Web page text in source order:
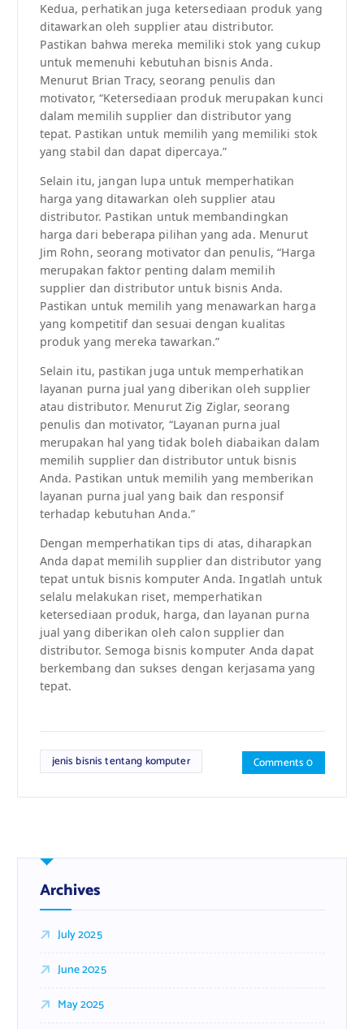
Kedua, perhatikan juga ketersediaan produk yang
ditawarkan oleh supplier atau distributor.
Pastikan bahwa mereka memiliki stok yang cukup
untuk memenuhi kebutuhan bisnis Anda.
Menurut Brian Tracy, seorang penulis dan
motivator, “Ketersediaan produk merupakan kunci
dalam memilih supplier dan distributor yang
tepat. Pastikan untuk memilih yang memiliki stok
yang stabil dan dapat dipercaya.”
Selain itu, jangan lupa untuk memperhatikan
harga yang ditawarkan oleh supplier atau
distributor. Pastikan untuk membandingkan
harga dari beberapa pilihan yang ada. Menurut
Jim Rohn, seorang motivator dan penulis, “Harga
merupakan faktor penting dalam memilih
supplier dan distributor untuk bisnis Anda.
Pastikan untuk memilih yang menawarkan harga
yang kompetitif dan sesuai dengan kualitas
produk yang mereka tawarkan.”
Selain itu, pastikan juga untuk memperhatikan
layanan purna jual yang diberikan oleh supplier
atau distributor. Menurut Zig Ziglar, seorang
penulis dan motivator, “Layanan purna jual
merupakan hal yang tidak boleh diabaikan dalam
memilih supplier dan distributor untuk bisnis
Anda. Pastikan untuk memilih yang memberikan
layanan purna jual yang baik dan responsif
terhadap kebutuhan Anda.”
Dengan memperhatikan tips di atas, diharapkan
Anda dapat memilih supplier dan distributor yang
tepat untuk bisnis komputer Anda. Ingatlah untuk
selalu melakukan riset, memperhatikan
ketersediaan produk, harga, dan layanan purna
jual yang diberikan oleh calon supplier dan
distributor. Semoga bisnis komputer Anda dapat
berkembang dan sukses dengan kerjasama yang
tepat.
jenis bisnis tentang komputer Comments 0
Archives
July 2025
June 2025
May 2025